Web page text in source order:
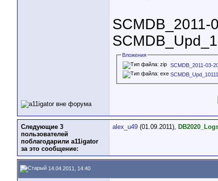
Вложения
SCMDB_2011-03-
Следующие 3
пользователей
поблагодарили a11igator
за это сообщение:
alex_u49 (01.09.2011),
14.04.2011, 14:40